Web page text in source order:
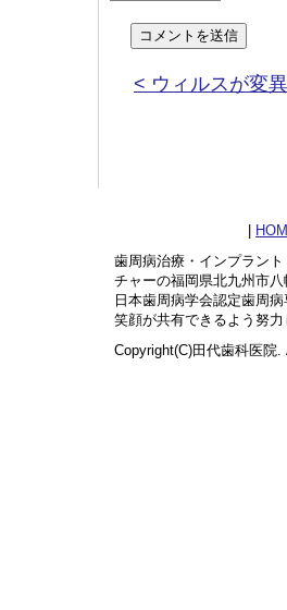
< ウィルスが変異
歯周病治療・インプラン
チャーの福岡県北九州市
日本歯周病学会認定歯周
笑顔が共有できるよう努力
Copyright(C)田代歯科医院